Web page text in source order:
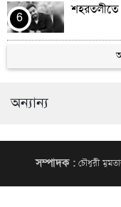
6
শহরতলীতে
সিলেটে
8
অন্যান্য
সম্পাদক :চৌধুরী